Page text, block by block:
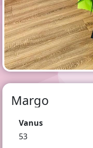
Margo
Vanus
53